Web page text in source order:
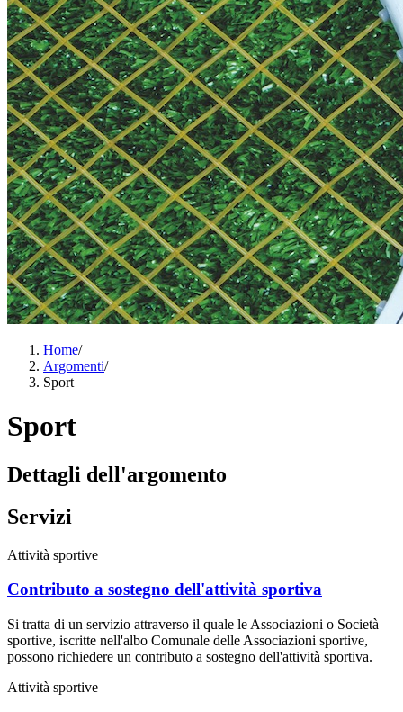
Home/
Argomenti/
Sport
Sport
Dettagli dell'argomento
Servizi
Attività sportive
Contributo a sostegno dell'attività sportiva
Si tratta di un servizio attraverso il quale le Associazioni o Società
sportive, iscritte nell'albo Comunale delle Associazioni sportive,
possono richiedere un contributo a sostegno dell'attività sportiva.
Attività sportive